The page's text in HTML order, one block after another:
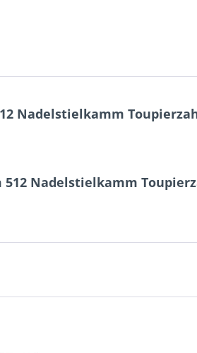
Nadelstielkamm
Nadelstielkamm